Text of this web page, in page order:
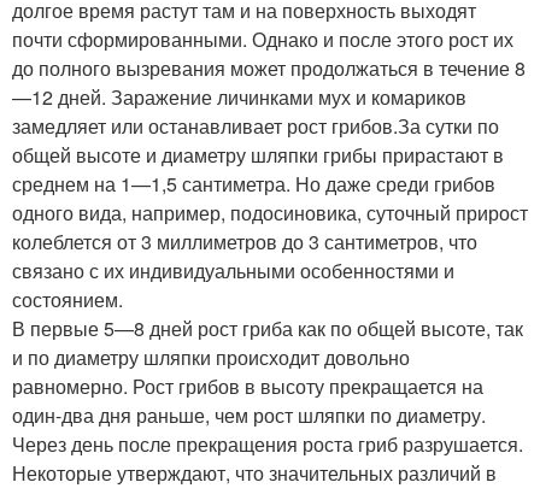
долгое время растут там и на поверхность выходят
почти сформированными. Однако и после этого рост их
до полного вызревания может продолжаться в течение 8
—12 дней. Заражение личинками мух и комариков
замедляет или останавливает рост грибов.За сутки по
общей высоте и диаметру шляпки грибы прирастают в
среднем на 1—1,5 сантиметра. Но даже среди грибов
одного вида, например, подосиновика, суточный прирост
колеблется от 3 миллиметров до 3 сантиметров, что
связано с их индивидуальными особенностями и
состоянием.
В первые 5—8 дней рост гриба как по общей высоте, так
и по диаметру шляпки происходит довольно
равномерно. Рост грибов в высоту прекращается на
один-два дня раньше, чем рост шляпки по диаметру.
Через день после прекращения роста гриб разрушается.
Некоторые утверждают, что значительных различий в